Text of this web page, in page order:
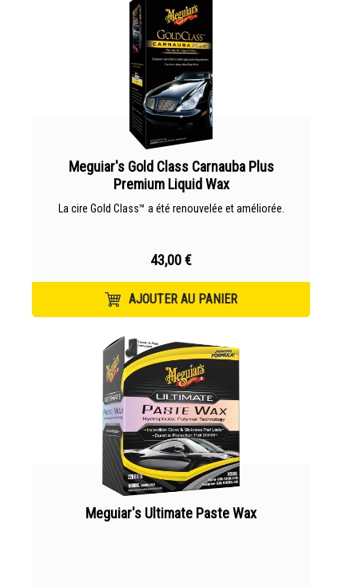
Meguiar's Gold Class Carnauba Plus
Premium Liquid Wax
La cire Gold Class™ a été renouvelée et améliorée.
43,00 €
AJOUTER AU PANIER
Meguiar's Ultimate Paste Wax